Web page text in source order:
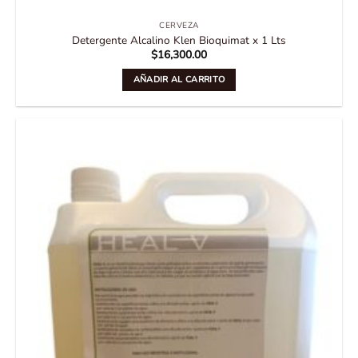
CERVEZA
Detergente Alcalino Klen Bioquimat x 1 Lts
$16,300.00
AÑADIR AL CARRITO